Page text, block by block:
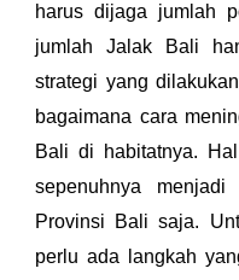
harus dijaga jumlah
jumlah Jalak Bali
strategi yang
bagaimana cara
Bali di habitatnya.
sepenuhnya
Provinsi Bali saja.
perlu ada langkah